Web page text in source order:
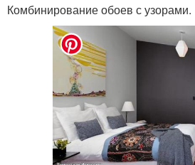
Комбинирование обоев с узорами.